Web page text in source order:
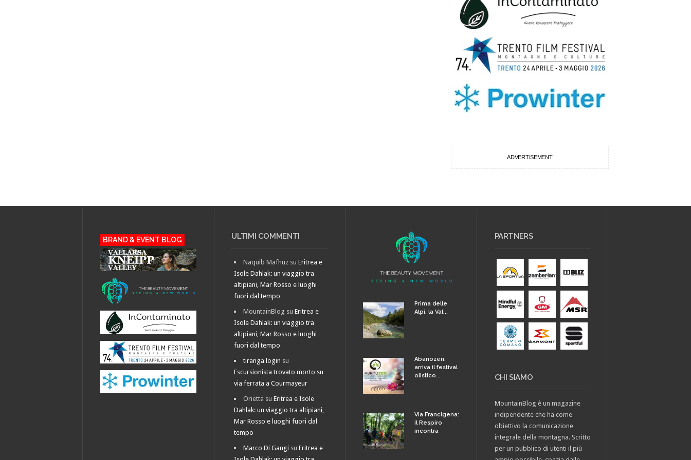
ADVERTISEMENT
BRAND & EVENT BLOG ULTIMI COMMENTI
Naquib Mafhuz suEritrea e
Isole Dahlak: un viaggio tra
altipiani, Mar Rosso e luoghi
fuori dal tempo
MountainBlog suEritrea e
Isole Dahlak: un viaggio tra
altipiani, Mar Rosso e luoghi
fuori dal tempo
tiranga login su
Escursionista trovato morto su
via ferrata a Courmayeur
Orietta suEritrea e Isole
Dahlak: un viaggio tra altipiani,
Mar Rosso e luoghi fuori dal
tempo
Marco Di Gangi suEritrea e
Prima delle
Alpi, la Val...
Abanozen:
arriva il festival
olistico...
Via Francigena:
il Respiro
incontra
PARTNERS
CHI SIAMO
MountainBlog è un magazine
indipendente che ha come
obiettivo la comunicazione
integrale della montagna. Scritto
per un pubblico di utenti il più